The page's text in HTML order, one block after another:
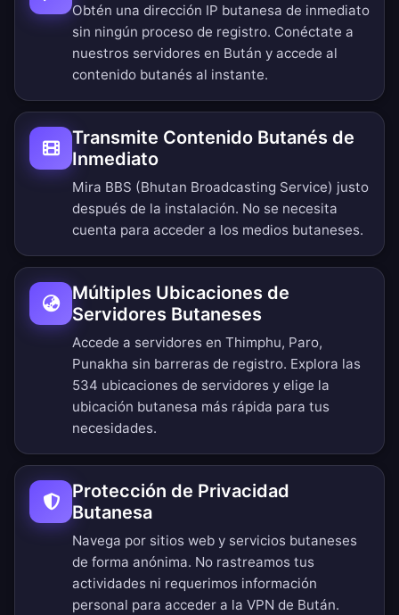
Obtén una dirección IP butanesa de inmediato
sin ningún proceso de registro. Conéctate a
nuestros servidores en Bután y accede al
contenido butanés al instante.
Transmite Contenido Butanés de
Inmediato
Mira BBS (Bhutan Broadcasting Service) justo
después de la instalación. No se necesita
cuenta para acceder a los medios butaneses.
Múltiples Ubicaciones de
Servidores Butaneses
Accede a servidores en Thimphu, Paro,
Punakha sin barreras de registro. Explora las
534 ubicaciones de servidores y elige la
ubicación butanesa más rápida para tus
necesidades.
Protección de Privacidad
Butanesa
Navega por sitios web y servicios butaneses
de forma anónima. No rastreamos tus
actividades ni requerimos información
personal para acceder a la VPN de Bután.